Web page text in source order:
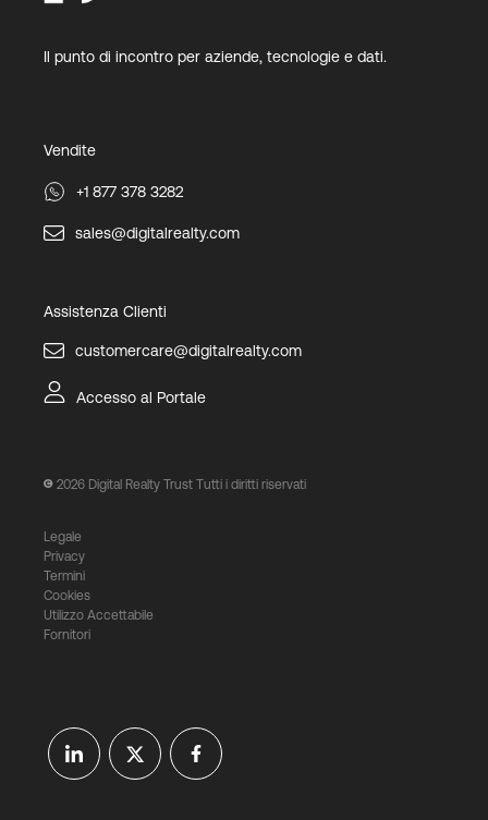
Il punto di incontro per aziende, tecnologie e dati.
Vendite
+1 877 378 3282
sales@digitalrealty.com
Assistenza Clienti
customercare@digitalrealty.com
Accesso al Portale
2026 Digital Realty Trust Tutti i diritti riservati
Legale
Privacy
Termini
Cookies
Utilizzo Accettabile
Fornitori